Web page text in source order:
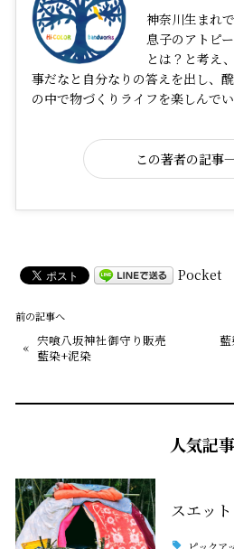
神奈川生まれ
息子のアトピ
とは？と考え
事だなと自分なりの答えを出し、
の中で物づくりライフを楽しんでい
この著者の記事
Pocket
前の記事へ
« 宍喰八坂神社御守り販売
藍染+泥染
藍
人気記事
スエッ